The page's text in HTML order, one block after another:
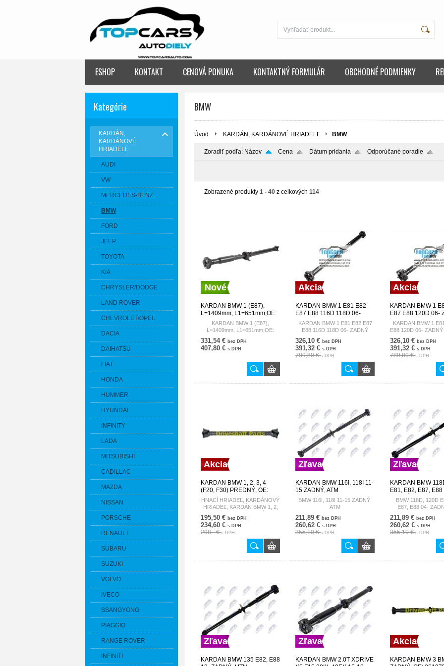
ESHOP KONTAKT CENOVÁ PONUKA KONTAKTNÝ FORMULÁR OBCHODNÉ PODMIENKY
Kategórie
KARDÁN,
KARDÁNOVÉ
HRIADELE
AUDI
VW
MERCEDES-BENZ
BMW
FORD
JEEP
TOYOTA
KIA
CHRYSLER/DODGE
LAND ROVER
CHEVROLET/OPEL
DACIA
DAIHATSU
FIAT
HONDA
HUMMER
HYUNDAI
INFINITY
LADA
MITSUBISHI
CADILLAC
MAZDA
NISSAN
PORSCHE
RENAULT
SUBARU
SUZUKI
VOLVO
IVECO
SSANGYONG
PIAGGIO
RANGE ROVER
INFINITI
BMW
Úvod KARDÁN, KARDÁNOVÉ HRIADELE BMW
Zoradiť podľa: Názov Cena Dátum pridania Odporúčané poradie
Zobrazené produkty 1 - 40 z celkových 114
Nové
KARDAN BMW 1 (E87),
L=1409mm, L1=651mm,OE:
26117550770, 7550770,
26117545280, 7545280
KARDAN BMW 1 (E87),
L=1409mm, L1=651mm,OE:
26117550770, 7550770,
26117545280, 7545280
331,54 € bez DPH
407,80 € s DPH
Akcia
KARDAN BMW 1 E81 E82
E87 E88 116D 118D 06-
ZADNÝ NWN-BM-035
KARDAN BMW 1 E81 E82 E87
E88 116D 118D 06- ZADNÝ
NWN-BM-035
326,10 € bez DPH
391,32 € s DPH
789,80 €s DPH
Akcia
KARDAN BMW 1
E87 E88 120D 06-
NWN-BM-036
KARDAN BMW 1
E88 120D 06-
326,10 € bez DPH
391,32 € s DPH
789,80 €s DPH
Akcia
KARDAN BMW 1, 2, 3, 4
(F20, F30) PREDNÝ, OE:
26208626955, 26207632650
EDRIVE
HNACÍ HRIADEĽ, KARDÁNOVÝ
HRIADEĽ, KARDÁN BMW 1, 2,
3, 4 (F20, F30) PREDNÝ, L =
712MM, SAE 47MM, 95MM
195,50 € bez DPH
234,60 € s DPH
298,- €s DPH
Zľava
KARDAN BMW 116I, 118I 11-
15 ZADNÝ, ATM
26104608329 NWN-BM-077
BMW 116I, 118I 11-15 ZADNÝ,
ATM
211,89 € bez DPH
260,62 € s DPH
355,10 €s DPH
Zľava
KARDAN BMW
E81, E82, E87, E88
ZADNÝ, ATM
NWN-BM-054
BMW 118D, 120D
E87, E88 04-
211,89 € bez DPH
260,62 € s DPH
355,10 €s DPH
Zľava
KARDAN BMW 135 E82, E88
Zľava
KARDAN BMW 2.0T XDRIVE
Akcia
KARDAN BMW 3